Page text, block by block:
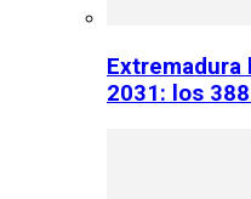
Extremadura
2031: los